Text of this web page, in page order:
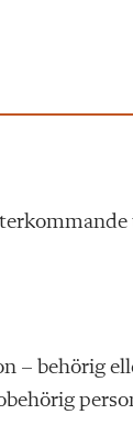
– behörig